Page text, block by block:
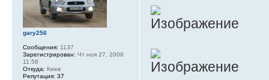
gary256
Сообщения: 1137
Зарегистрирован: Чт ноя 27, 2008
11:58
Откуда: Киев
Репутация: 37